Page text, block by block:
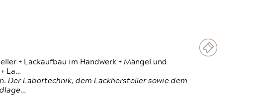
+ Lackaufbau im Handwerk + Mängel und
La…
Der Labortechnik, dem Lackhersteller sowie dem